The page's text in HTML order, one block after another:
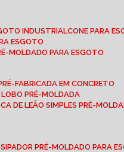
INDUSTRIAL CONE PARA
ESGOTO
MOLDADO PARA ESGOTO
FABRICADA EM CONCRETO
LOBO PRÉ-MOLDADA
DE LEÃO SIMPLES PRÉ-
PRÉ-MOLDADO PARA